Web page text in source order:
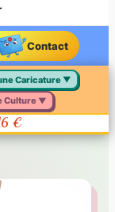
Contact
Caricature ▼
Culture ▼
€